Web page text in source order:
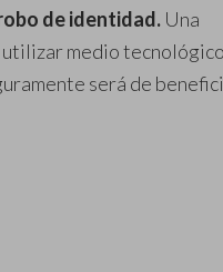
de identidad. Una
medio
será de